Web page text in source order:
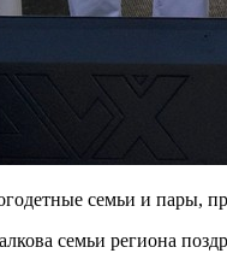
семьи и
семьи региона